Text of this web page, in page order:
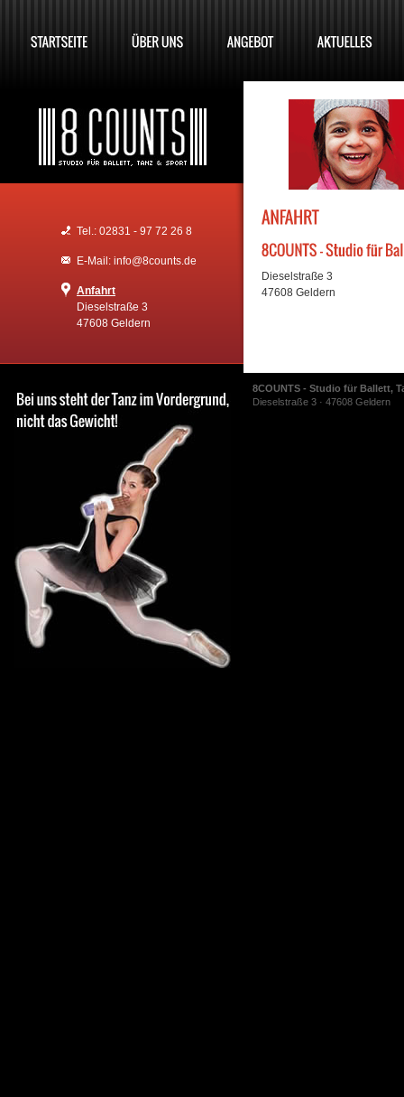
Tel.: 02831 - 97 72 26 8
E-Mail: info@8counts.de
Anfahrt
Dieselstraße 3
47608 Geldern
Dieselstraße 3
47608 Geldern
8COUNTS - Studio für Ballett,
Dieselstraße 3 · 47608 Geldern